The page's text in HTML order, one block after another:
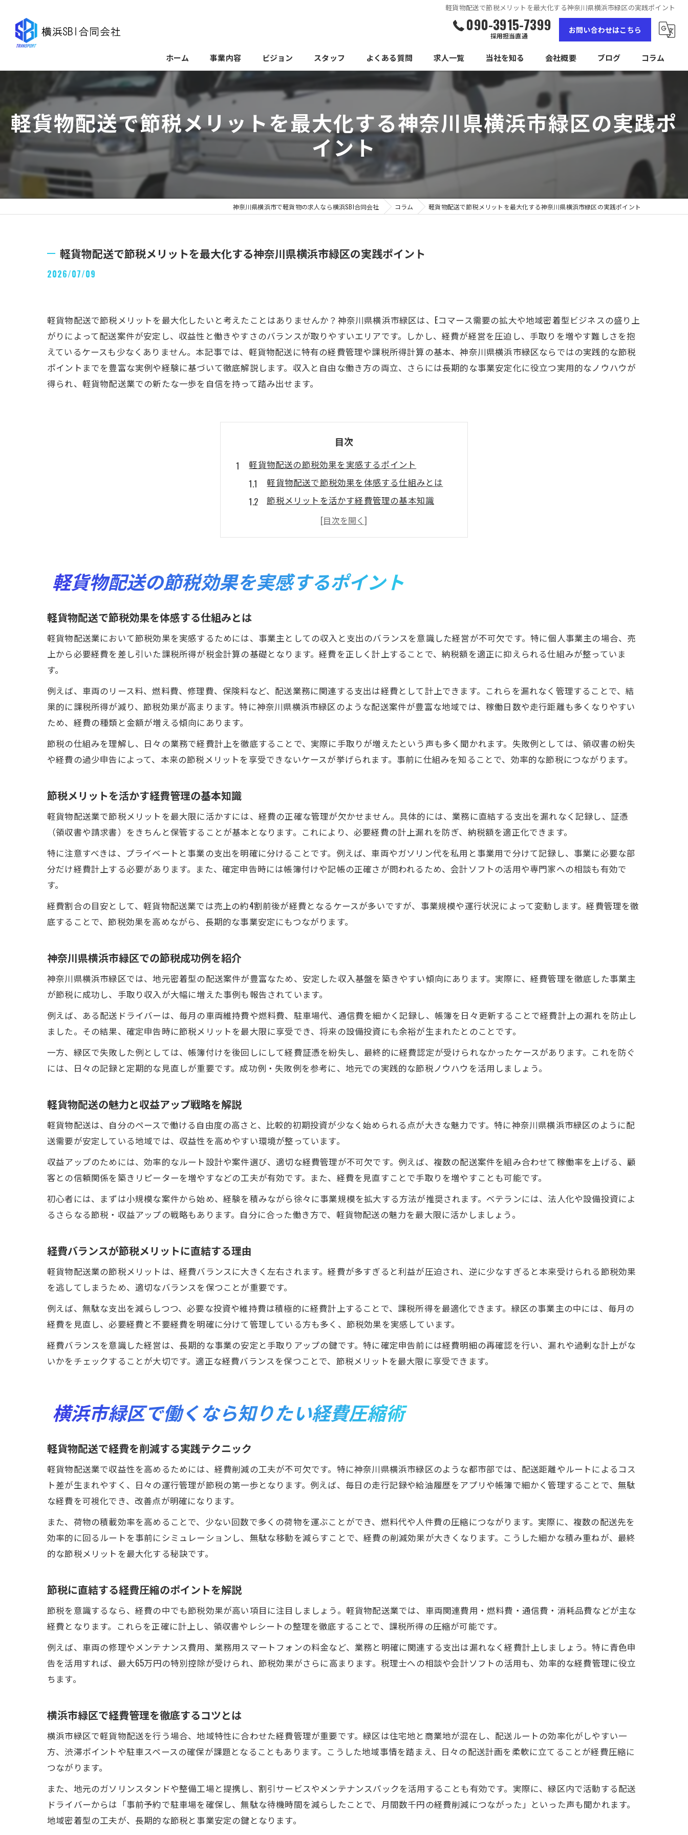
軽貨物配送で節税メリットを最大化する神奈川県横浜市緑区の実践ポイント
090-3915-7399
採用担当直通
お問い合わせはこちら
ホーム 事業内容 ビジョン スタッフ よくある質問 求人一覧 当社を知る
高収入
未経験
経験者
会社概要 ブログ コラム
軽貨物配送で節税メリットを最大化する神奈川県横浜市緑区の実践ポ
イント
神奈川県横浜市で軽貨物の求人なら横浜SBI合同会社 コラム 軽貨物配送で節税メリットを最大化する神奈川県横浜市緑区の実践ポイント
軽貨物配送で節税メリットを最大化する神奈川県横浜市緑区の実践ポイント
2026/07/09
軽貨物配送で節税メリットを最大化したいと考えたことはありませんか？神奈川県横浜市緑区は、Eコマース需要の拡大や地域密着型ビジネスの盛り上
がりによって配送案件が安定し、収益性と働きやすさのバランスが取りやすいエリアです。しかし、経費が経営を圧迫し、手取りを増やす難しさを抱
えているケースも少なくありません。本記事では、軽貨物配送に特有の経費管理や課税所得計算の基本、神奈川県横浜市緑区ならではの実践的な節税
ポイントまでを豊富な実例や経験に基づいて徹底解説します。収入と自由な働き方の両立、さらには長期的な事業安定化に役立つ実用的なノウハウが
得られ、軽貨物配送業での新たな一歩を自信を持って踏み出せます。
目次
軽貨物配送の節税効果を実感するポイント
軽貨物配送で節税効果を体感する仕組みとは
節税メリットを活かす経費管理の基本知識
神奈川県横浜市緑区での節税成功例を紹介
軽貨物配送の魅力と収益アップ戦略を解説
横浜市緑区で働くなら知りたい経費圧縮術
軽貨物配送で経費を削減する実践テクニック
ガソリン代や車両維持費の節約アイデア紹介
手取りを増やす経費配分と節税メリットの関係
軽貨物配送で収益アップと節税を両立する方法
収入と節税メリットを最大化する勤務スタイル
柔軟な働き方が節税と手取り増加に役立つ理由
経費項目ごとの見直しが節税効果に直結する
効率的な経費管理で事業安定化を目指す方法
節税メリットを高める経費の使い方を解説
経費記録を徹底することで節税に成功するコツ
軽貨物配送の継続に悩んだときの節税活用法
辞めた方がいい理由と節税で変わる収入事情
辞める前に見直したい経費管理と節税効果
自由と収入を両立する節税メリットの発見
軽貨物配送で自由と収入を両立する節税術
節税メリットが働き方の幅を広げる理由
自由な働き方を支える軽貨物配送の節税効果
収入安定に直結する節税の見落とせない魅力
軽貨物配送の節税効果を実感するポイント
軽貨物配送で節税効果を体感する仕組みとは
軽貨物配送業において節税効果を実感するためには、事業主としての収入と支出のバランスを意識した経営が不可欠です。特に個人事業主の場合、売
上から必要経費を差し引いた課税所得が税金計算の基礎となります。経費を正しく計上することで、納税額を適正に抑えられる仕組みが整っていま
す。
例えば、車両のリース料、燃料費、修理費、保険料など、配送業務に関連する支出は経費として計上できます。これらを漏れなく管理することで、結
果的に課税所得が減り、節税効果が高まります。特に神奈川県横浜市緑区のような配送案件が豊富な地域では、稼働日数や走行距離も多くなりやすい
ため、経費の種類と金額が増える傾向にあります。
節税の仕組みを理解し、日々の業務で経費計上を徹底することで、実際に手取りが増えたという声も多く聞かれます。失敗例としては、領収書の紛失
や経費の過少申告によって、本来の節税メリットを享受できないケースが挙げられます。事前に仕組みを知ることで、効率的な節税につながります。
節税メリットを活かす経費管理の基本知識
軽貨物配送業で節税メリットを最大限に活かすには、経費の正確な管理が欠かせません。具体的には、業務に直結する支出を漏れなく記録し、証憑
（領収書や請求書）をきちんと保管することが基本となります。これにより、必要経費の計上漏れを防ぎ、納税額を適正化できます。
特に注意すべきは、プライベートと事業の支出を明確に分けることです。例えば、車両やガソリン代を私用と事業用で分けて記録し、事業に必要な部
分だけ経費計上する必要があります。また、確定申告時には帳簿付けや記帳の正確さが問われるため、会計ソフトの活用や専門家への相談も有効で
す。
経費割合の目安として、軽貨物配送業では売上の約4割前後が経費となるケースが多いですが、事業規模や運行状況によって変動します。経費管理を徹
底することで、節税効果を高めながら、長期的な事業安定にもつながります。
神奈川県横浜市緑区での節税成功例を紹介
神奈川県横浜市緑区では、地元密着型の配送案件が豊富なため、安定した収入基盤を築きやすい傾向にあります。実際に、経費管理を徹底した事業主
が節税に成功し、手取り収入が大幅に増えた事例も報告されています。
例えば、ある配送ドライバーは、毎月の車両維持費や燃料費、駐車場代、通信費を細かく記録し、帳簿を日々更新することで経費計上の漏れを防止し
ました。その結果、確定申告時に節税メリットを最大限に享受でき、将来の設備投資にも余裕が生まれたとのことです。
一方、緑区で失敗した例としては、帳簿付けを後回しにして経費証憑を紛失し、最終的に経費認定が受けられなかったケースがあります。これを防ぐ
には、日々の記録と定期的な見直しが重要です。成功例・失敗例を参考に、地元での実践的な節税ノウハウを活用しましょう。
軽貨物配送の魅力と収益アップ戦略を解説
軽貨物配送は、自分のペースで働ける自由度の高さと、比較的初期投資が少なく始められる点が大きな魅力です。特に神奈川県横浜市緑区のように配
送需要が安定している地域では、収益性を高めやすい環境が整っています。
収益アップのためには、効率的なルート設計や案件選び、適切な経費管理が不可欠です。例えば、複数の配送案件を組み合わせて稼働率を上げる、顧
客との信頼関係を築きリピーターを増やすなどの工夫が有効です。また、経費を見直すことで手取りを増やすことも可能です。
初心者には、まずは小規模な案件から始め、経験を積みながら徐々に事業規模を拡大する方法が推奨されます。ベテランには、法人化や設備投資によ
るさらなる節税・収益アップの戦略もあります。自分に合った働き方で、軽貨物配送の魅力を最大限に活かしましょう。
経費バランスが節税メリットに直結する理由
軽貨物配送業の節税メリットは、経費バランスに大きく左右されます。経費が多すぎると利益が圧迫され、逆に少なすぎると本来受けられる節税効果
を逃してしまうため、適切なバランスを保つことが重要です。
例えば、無駄な支出を減らしつつ、必要な投資や維持費は積極的に経費計上することで、課税所得を最適化できます。緑区の事業主の中には、毎月の
経費を見直し、必要経費と不要経費を明確に分けて管理している方も多く、節税効果を実感しています。
経費バランスを意識した経営は、長期的な事業の安定と手取りアップの鍵です。特に確定申告前には経費明細の再確認を行い、漏れや過剰な計上がな
いかをチェックすることが大切です。適正な経費バランスを保つことで、節税メリットを最大限に享受できます。
横浜市緑区で働くなら知りたい経費圧縮術
軽貨物配送で経費を削減する実践テクニック
軽貨物配送業で収益性を高めるためには、経費削減の工夫が不可欠です。特に神奈川県横浜市緑区のような都市部では、配送距離やルートによるコス
ト差が生まれやすく、日々の運行管理が節税の第一歩となります。例えば、毎日の走行記録や給油履歴をアプリや帳簿で細かく管理することで、無駄
な経費を可視化でき、改善点が明確になります。
また、荷物の積載効率を高めることで、少ない回数で多くの荷物を運ぶことができ、燃料代や人件費の圧縮につながります。実際に、複数の配送先を
効率的に回るルートを事前にシミュレーションし、無駄な移動を減らすことで、経費の削減効果が大きくなります。こうした細かな積み重ねが、最終
的な節税メリットを最大化する秘訣です。
節税に直結する経費圧縮のポイントを解説
節税を意識するなら、経費の中でも節税効果が高い項目に注目しましょう。軽貨物配送業では、車両関連費用・燃料費・通信費・消耗品費などが主な
経費となります。これらを正確に計上し、領収書やレシートの整理を徹底することで、課税所得の圧縮が可能です。
例えば、車両の修理やメンテナンス費用、業務用スマートフォンの料金など、業務と明確に関連する支出は漏れなく経費計上しましょう。特に青色申
告を活用すれば、最大65万円の特別控除が受けられ、節税効果がさらに高まります。税理士への相談や会計ソフトの活用も、効率的な経費管理に役立
ちます。
横浜市緑区で経費管理を徹底するコツとは
横浜市緑区で軽貨物配送を行う場合、地域特性に合わせた経費管理が重要です。緑区は住宅地と商業地が混在し、配送ルートの効率化がしやすい一
方、渋滞ポイントや駐車スペースの確保が課題となることもあります。こうした地域事情を踏まえ、日々の配送計画を柔軟に立てることが経費圧縮に
つながります。
また、地元のガソリンスタンドや整備工場と提携し、割引サービスやメンテナンスパックを活用することも有効です。実際に、緑区内で活動する配送
ドライバーからは「事前予約で駐車場を確保し、無駄な待機時間を減らしたことで、月間数千円の経費削減につながった」といった声も聞かれます。
地域密着型の工夫が、長期的な節税と事業安定の鍵となります。